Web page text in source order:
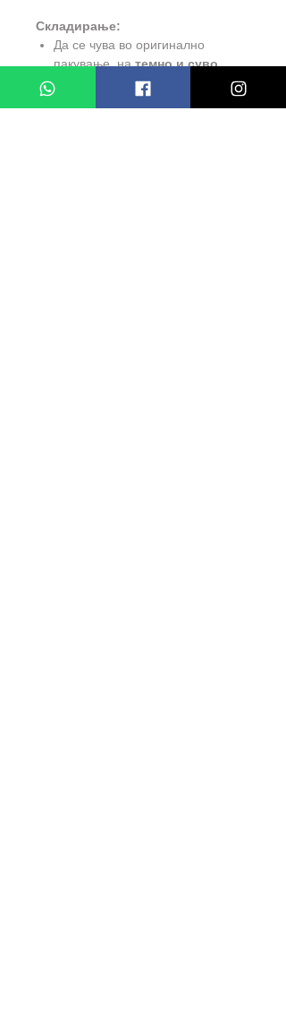
Складирање:
Да се чува во оригинално
пакување, натемно и суво
место
, при температура до
. Да се чува вон дофат на